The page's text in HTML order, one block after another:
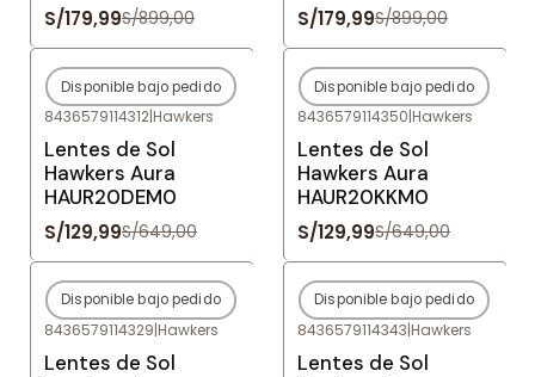
S/179,99S/899,00 S/179,99S/899,00
-80%OFF
Agotado
Disponible bajo pedido
8436579114312|Hawkers
Lentes de Sol
Hawkers Aura
HAUR20DEM0
S/129,99S/649,00
-80%OFF
Agotado
Disponible bajo pedido
8436579114350|Hawkers
Lentes de Sol
Hawkers Aura
HAUR20KKM0
S/129,99S/649,00
-80%OFF
Agotado
Disponible bajo pedido
8436579114329|Hawkers
Lentes de Sol
-80%OFF
Agotado
Disponible bajo pedido
8436579114343|Hawkers
Lentes de Sol